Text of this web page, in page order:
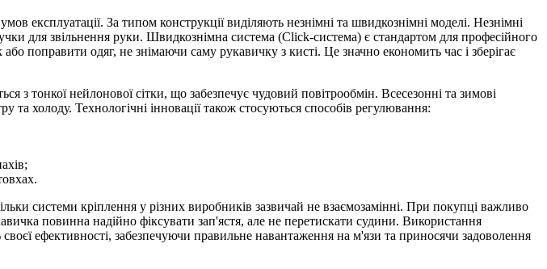
експлуатації. За типом конструкції виділяють незнімні та швидкознімні моделі. Незнімні
для звільнення руки. Швидкознімна система (Click-система) є стандартом для професійного
поправити одяг, не знімаючи саму рукавичку з кисті. Це значно економить час і зберігає
з тонкої нейлонової сітки, що забезпечує чудовий повітрообмін. Всесезонні та зимові
та холоду. Технологічні інновації також стосуються способів регулювання:
системи кріплення у різних виробників зазвичай не взаємозамінні. При покупці важливо
повинна надійно фіксувати зап'ястя, але не перетискати судини. Використання
ефективності, забезпечуючи правильне навантаження на м'язи та приносячи задоволення